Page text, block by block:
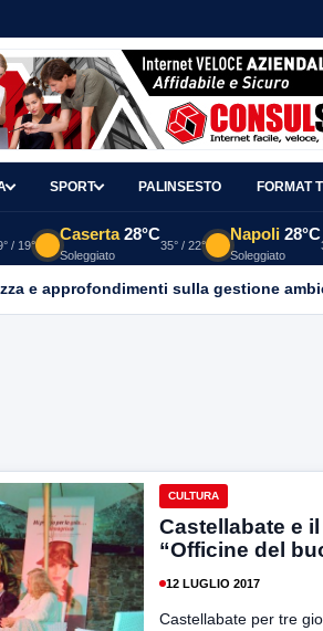
SPORT PALINSESTO FORMAT
/ 19°
Caserta 28°C
Soleggiato
35° / 22°
Napoli 28°C
Soleggiato
e approfondimenti sulla gestione
CULTURA
Castellabate e
“Officine del
12 LUGLIO 2017
Castellabate per tre